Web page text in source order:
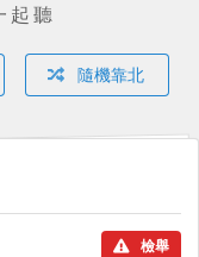
起聽
隨機靠北
檢舉